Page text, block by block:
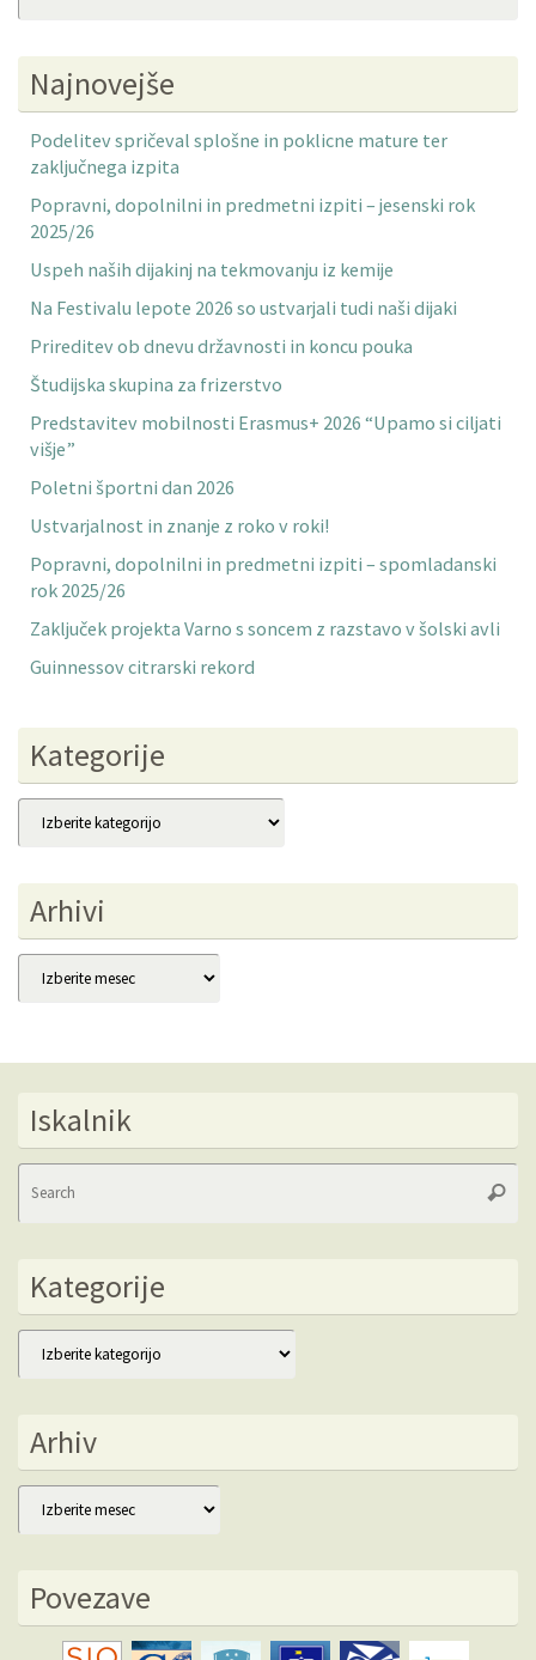
Najnovejše
Podelitev spričeval splošne in poklicne mature ter
zaključnega izpita
Popravni, dopolnilni in predmetni izpiti – jesenski rok
2025/26
Uspeh naših dijakinj na tekmovanju iz kemije
Na Festivalu lepote 2026 so ustvarjali tudi naši dijaki
Prireditev ob dnevu državnosti in koncu pouka
Študijska skupina za frizerstvo
Predstavitev mobilnosti Erasmus+ 2026 “Upamo si ciljati
višje”
Poletni športni dan 2026
Ustvarjalnost in znanje z roko v roki!
Popravni, dopolnilni in predmetni izpiti – spomladanski
rok 2025/26
Zaključek projekta Varno s soncem z razstavo v šolski avli
Guinnessov citrarski rekord
Kategorije
Kategorije
Arhivi
Arhivi
Iskalnik
Kategorije
Kategorije
Arhiv
Arhiv
Povezave